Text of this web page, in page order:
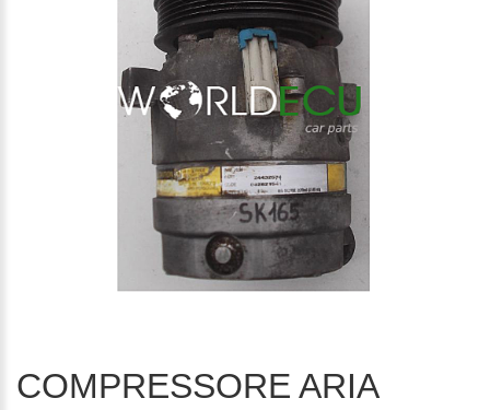
COMPRESSORE ARIA